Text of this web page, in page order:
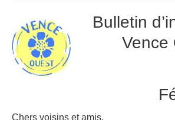
Bulletin
Vence
Chers voisins et amis,